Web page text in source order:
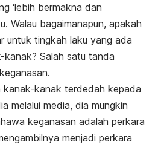
‘lebih bermakna dan
Walau bagaimanapun, apakah
untuk tingkah laku yang ada
Salah satu tanda
kanak terdedah kepada
melalui media, dia mungkin
keganasan adalah perkara
menjadi perkara